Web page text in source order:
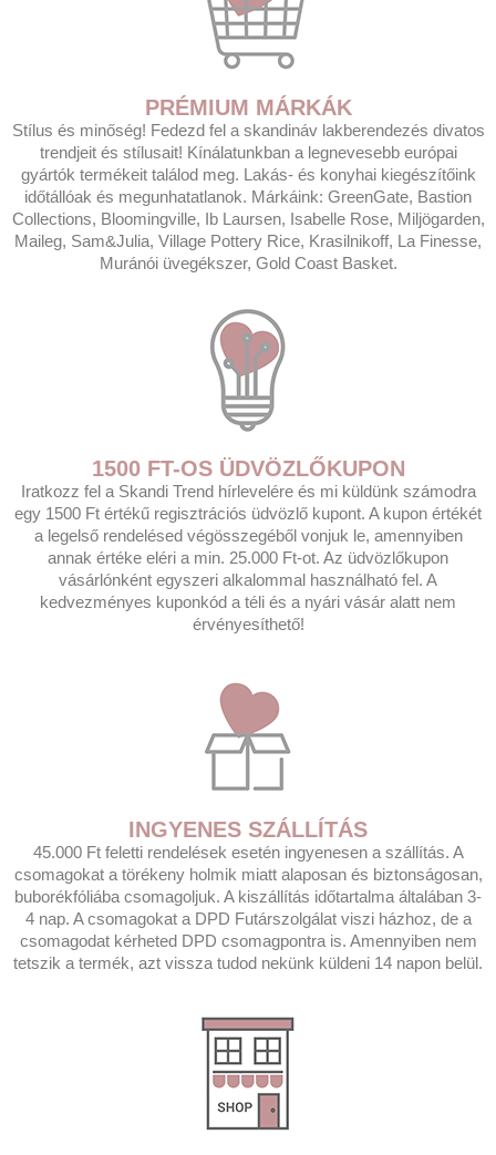
PRÉMIUM MÁRKÁK
Stílus és minőség! Fedezd fel a skandináv lakberendezés divatos
trendjeit és stílusait! Kínálatunkban a legnevesebb európai
gyártók termékeit találod meg. Lakás- és konyhai kiegészítőink
időtállóak és megunhatatlanok. Márkáink: GreenGate, Bastion
Collections, Bloomingville, Ib Laursen, Isabelle Rose, Miljögarden,
Maileg, Sam&Julia, Village Pottery Rice, Krasilnikoff, La Finesse,
Muránói üvegékszer, Gold Coast Basket.
1500 FT-OS ÜDVÖZLŐKUPON
Iratkozz fel a Skandi Trend hírlevelére és mi küldünk számodra
egy 1500 Ft értékű regisztrációs üdvözlő kupont. A kupon értékét
a legelső rendelésed végösszegéből vonjuk le, amennyiben
annak értéke eléri a min. 25.000 Ft-ot. Az üdvözlőkupon
vásárlónként egyszeri alkalommal használható fel. A
kedvezményes kuponkód a téli és a nyári vásár alatt nem
érvényesíthető!
INGYENES SZÁLLÍTÁS
45.000 Ft feletti rendelések esetén ingyenesen a szállítás. A
csomagokat a törékeny holmik miatt alaposan és biztonságosan,
buborékfóliába csomagoljuk. A kiszállítás időtartalma általában 3-
4 nap. A csomagokat a DPD Futárszolgálat viszi házhoz, de a
csomagodat kérheted DPD csomagpontra is. Amennyiben nem
tetszik a termék, azt vissza tudod nekünk küldeni 14 napon belül.